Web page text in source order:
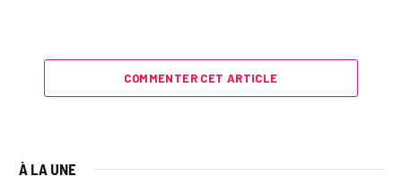
COMMENTER CET ARTICLE
À LA UNE